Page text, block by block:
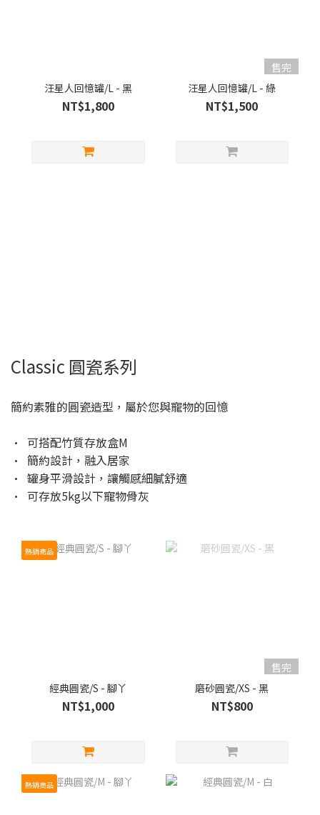
汪星人回憶罐/L - 黑
NT$1,800
售完
汪星人回憶罐/L - 綠
NT$1,500
Classic 圓瓷系列
簡約素雅的圓瓷造型，屬於您與寵物的回憶
• 可搭配竹質存放盒M
• 簡約設計，融入居家
• 罐身平滑設計，讓觸感細膩舒適
• 可存放5kg以下寵物骨灰
熱銷商品
經典圓瓷/S - 腳丫
NT$1,000
售完
磨砂圓瓷/XS - 黑
NT$800
熱銷商品